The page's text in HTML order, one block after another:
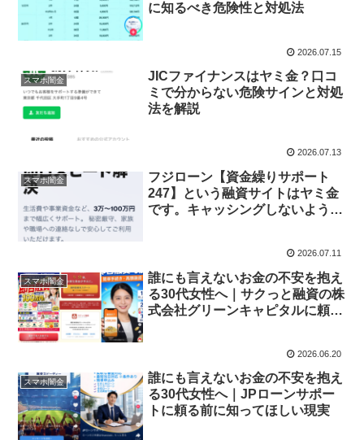
に知るべき危険性と対処法
2026.07.15
スマホ闇金
JICファイナンスはヤミ金？口コ
ミで分からない危険サインと対処
法を解説
2026.07.13
スマホ闇金
フジローン【資金繰りサポート
247】という融資サイトはヤミ金
です。キャッシングしないよう
2026.07.11
スマホ闇金
誰にも言えないお金の不安を抱え
る30代女性へ｜サクっと融資の株
式会社グリーンキャピタルに頼る
2026.06.20
スマホ闇金
誰にも言えないお金の不安を抱え
る30代女性へ｜JPローンサポー
トに頼る前に知ってほしい現実